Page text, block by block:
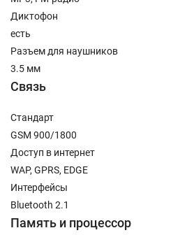
Диктофон
есть
Разъем для наушников
3.5 мм
Связь
Стандарт
GSM 900/1800
Доступ в интернет
WAP, GPRS, EDGE
Интерфейсы
Bluetooth 2.1
Память и процессор